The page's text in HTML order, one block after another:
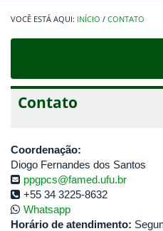
INÍCIO / CONTATO
Contato
Coordenação:
Diogo Fernandes dos Santos
ppgpcs@famed.ufu.br
+55 34 3225-8632
Whatsapp
Horário de atendimento: